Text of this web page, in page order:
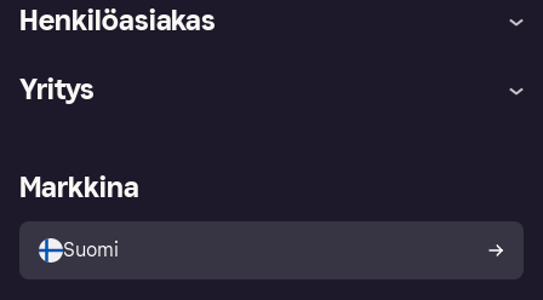
Henkilöasiakas
Kirjaudu sisään
Tutustu kauppoihin
Ostajan turva
Yritys
Kirjaudu sisään yrityksenä
Markkina
Suomi